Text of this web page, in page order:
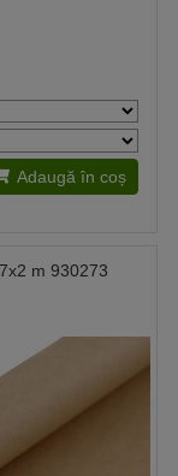
Adaugă în coș
m 930273